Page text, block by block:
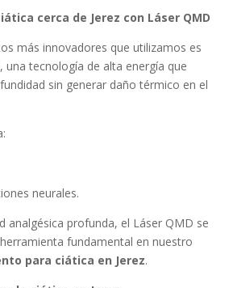
cerca de Jerez con Láser QMD
más innovadores que utilizamos es
, una tecnología de alta energía que
sin generar daño térmico en el
neurales.
analgésica profunda, el Láser QMD se
fundamental en nuestro
para ciática en Jerez.